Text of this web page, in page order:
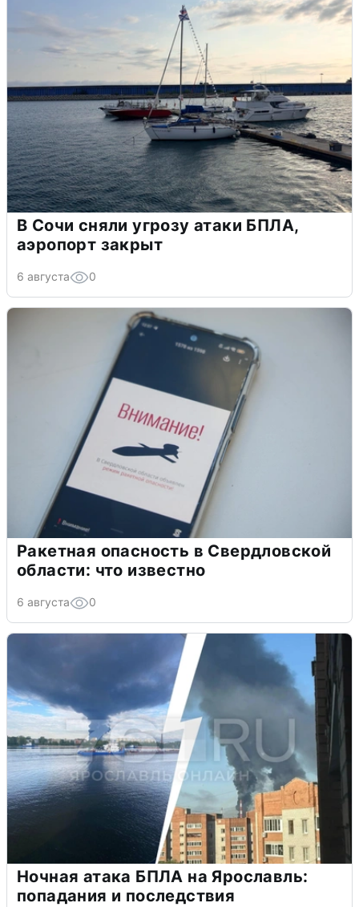
В Сочи сняли угрозу атаки БПЛА,
аэропорт закрыт
6 августа 0
Ракетная опасность в Свердловской
области: что известно
6 августа 0
Ночная атака БПЛА на Ярославль:
попадания и последствия